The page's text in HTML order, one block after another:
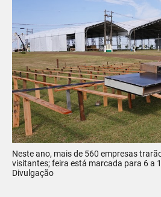
Neste ano, mais de 560 empresas
visitantes; feira está marcada para 6 a
Divulgação